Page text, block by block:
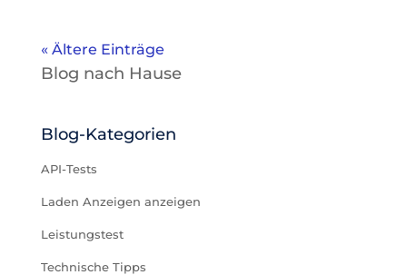
« Ältere Einträge
Blog nach Hause
Blog-Kategorien
API-Tests
Laden Anzeigen anzeigen
Leistungstest
Technische Tipps